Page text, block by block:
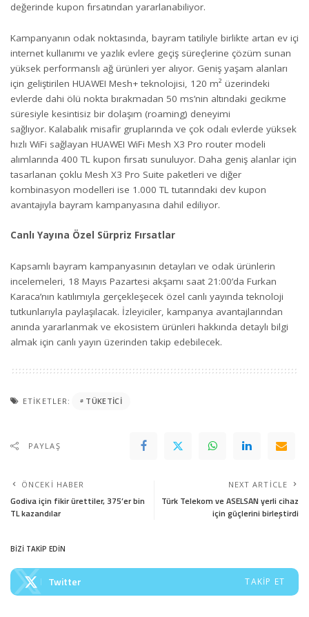
değerinde kupon fırsatından yararlanabiliyor.
Kampanyanın odak noktasında, bayram tatiliyle birlikte artan ev içi
internet kullanımı ve yazlık evlere geçiş süreçlerine çözüm sunan
yüksek performanslı ağ ürünleri yer alıyor. Geniş yaşam alanları
için geliştirilen HUAWEI Mesh+ teknolojisi, 120 m² üzerindeki
evlerde dahi ölü nokta bırakmadan 50 ms’nin altındaki gecikme
süresiyle kesintisiz bir dolaşım (roaming) deneyimi
sağlıyor. Kalabalık misafir gruplarında ve çok odalı evlerde yüksek
hızlı WiFi sağlayan HUAWEI WiFi Mesh X3 Pro router modeli
alımlarında 400 TL kupon fırsatı sunuluyor. Daha geniş alanlar için
tasarlanan çoklu Mesh X3 Pro Suite paketleri ve diğer
kombinasyon modelleri ise 1.000 TL tutarındaki dev kupon
avantajıyla bayram kampanyasına dahil ediliyor.
Canlı Yayına Özel Sürpriz Fırsatlar
Kapsamlı bayram kampanyasının detayları ve odak ürünlerin
incelemeleri, 18 Mayıs Pazartesi akşamı saat 21:00’da Furkan
Karaca’nın katılımıyla gerçekleşecek özel canlı yayında teknoloji
tutkunlarıyla paylaşılacak. İzleyiciler, kampanya avantajlarından
anında yararlanmak ve ekosistem ürünleri hakkında detaylı bilgi
almak için canlı yayın üzerinden takip edebilecek.
ETIKETLER: TÜKETICI
PAYLAŞ
ÖNCEKI HABER
Godiva için fikir ürettiler, 375’er bin
TL kazandılar
NEXT ARTICLE
Türk Telekom ve ASELSAN yerli cihaz
için güçlerini birleştirdi
BİZİ TAKİP EDİN
Twitter TAKIP ET